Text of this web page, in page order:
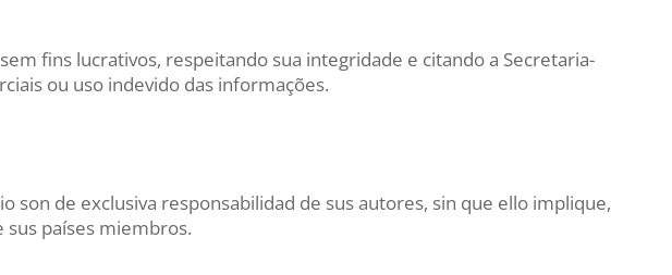
fins lucrativos, respeitando sua integridade e citando a Secretaria-
ou uso indevido das informações.
de exclusiva responsabilidad de sus autores, sin que ello implique,
sus países miembros.